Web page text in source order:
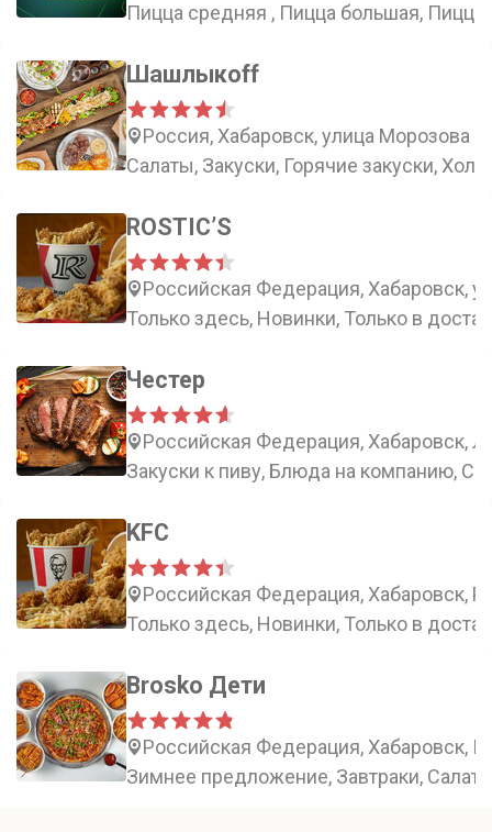
Пицца средняя , Пицца большая,
Шашлыкоff
Россия, Хабаровск, улица Морозова
Салаты, Закуски, Горячие закуски,
ROSTIC’S
Российская Федерация, Хабаровск,
Только здесь, Новинки, Только в
Честер
Российская Федерация, Хабаровск,
Закуски к пиву, Блюда на компанию,
KFC
Российская Федерация, Хабаровск,
Только здесь, Новинки, Только в
Brosko Дети
Российская Федерация, Хабаровск,
Зимнее предложение, Завтраки,